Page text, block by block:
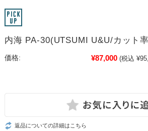
内海 PA-30(UTSUMI U&U/カット
価格: ¥87,000 (税込
返品についての詳細はこちら